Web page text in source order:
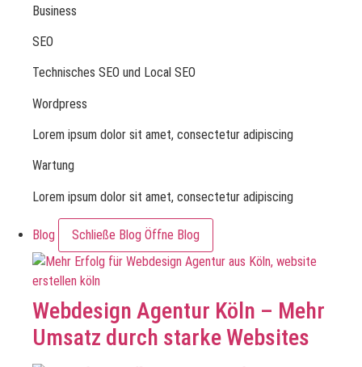
Business
SEO
Technisches SEO und Local SEO
Wordpress
Lorem ipsum dolor sit amet, consectetur adipiscing
Wartung
Lorem ipsum dolor sit amet, consectetur adipiscing
Blog Schließe Blog Öffne Blog
Webdesign Agentur Köln – Mehr
Umsatz durch starke Websites